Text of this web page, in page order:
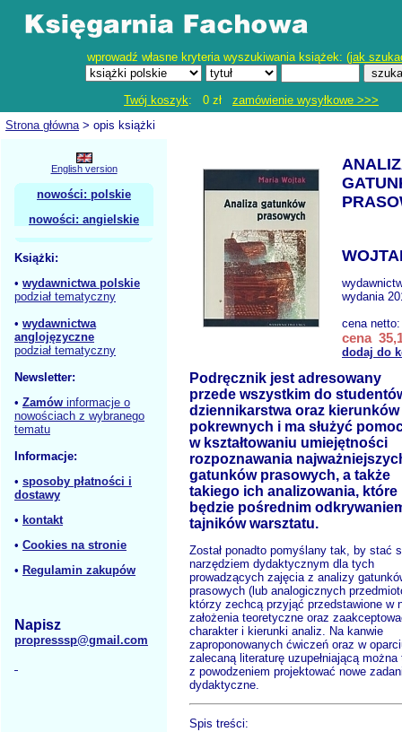
wprowadź własne kryteria wyszukiwania książek: (jak
Twój koszyk: 0 zł zamówienie wysyłkowe >>>
Strona główna> opis książki
English version
nowości: polskie
nowości: angielskie
Książki:
• wydawnictwa polskie
podział tematyczny
• wydawnictwa
anglojęzyczne
podział tematyczny
Newsletter:
• Zamów informacje o
nowościach z wybranego
tematu
Informacje:
• sposoby płatności i
dostawy
• kontakt
• Cookies na stronie
• Regulamin zakupów
Napisz
propresssp@gmail.com
wydania
cena
cena
dodaj do
Podręcznik jest adresowany
przede wszystkim do
dziennikarstwa oraz kierunków
pokrewnych i ma służyć
w kształtowaniu umiejętności
rozpoznawania
gatunków prasowych, a także
takiego ich analizowania, które
będzie pośrednim
tajników warsztatu.
Został ponadto pomyślany tak, by stać
narzędziem dydaktycznym dla tych
prowadzących zajęcia z analizy
prasowych (lub analogicznych
którzy zechcą przyjąć przedstawione w
założenia teoretyczne oraz
charakter i kierunki analiz. Na kanwie
zaproponowanych ćwiczeń oraz w
zalecaną literaturę uzupełniającą można
z powodzeniem projektować nowe
dydaktyczne.
Spis treści: